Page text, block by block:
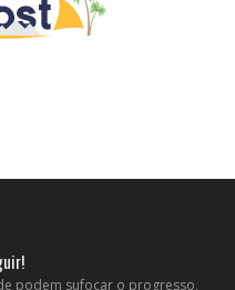
podem sufocar o progresso,